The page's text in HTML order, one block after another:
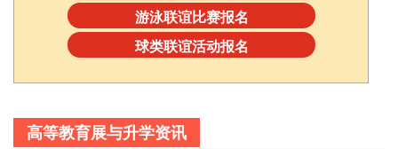
游泳联谊比赛报名
球类联谊活动报名
高等教育展与升学资讯